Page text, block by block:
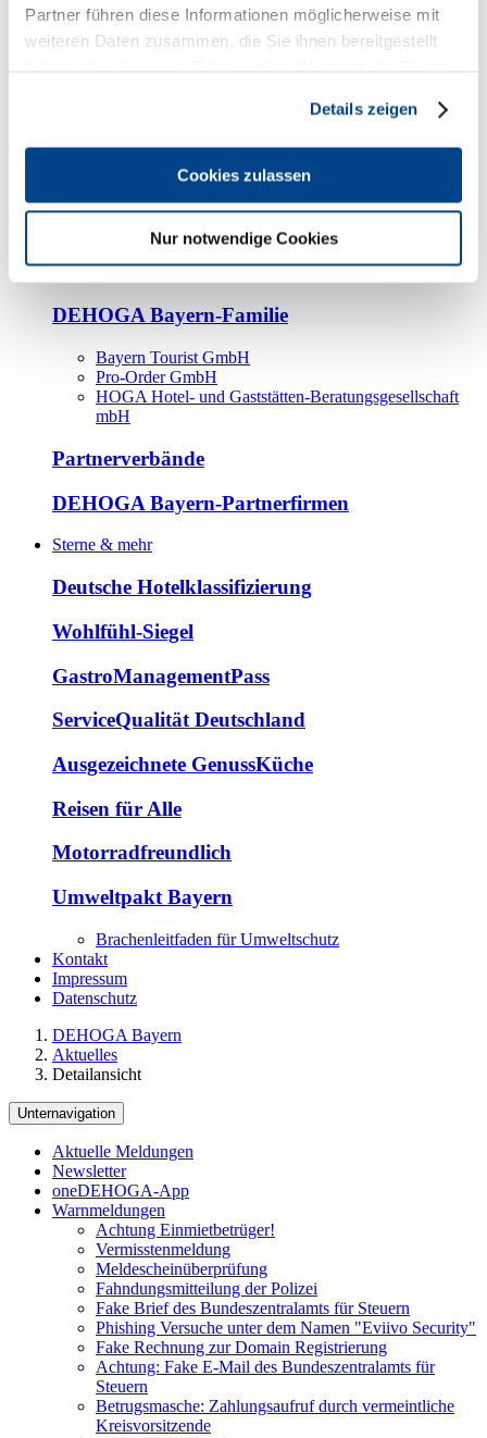
Partner führen diese Informationen möglicherweise mit
weiteren Daten zusammen, die Sie ihnen bereitgestellt
Details zeigen
Cookies zulassen
Nur notwendige Cookies
Kooperationspartner
Tourismusorganisationen
Bayern Tourismus Marketing GmbH
DEHOGA-Familie
Bundesverband
Fachverbände
DEHOGA Bayern-Familie
Bayern Tourist GmbH
Pro-Order GmbH
HOGA Hotel- und Gaststätten-Beratungsgesellschaft
mbH
Partnerverbände
DEHOGA Bayern-Partnerfirmen
Sterne & mehr
Deutsche Hotelklassifizierung
Wohlfühl-Siegel
GastroManagementPass
ServiceQualität Deutschland
Ausgezeichnete GenussKüche
Reisen für Alle
Motorradfreundlich
Umweltpakt Bayern
Brachenleitfaden für Umweltschutz
Kontakt
Impressum
Datenschutz
DEHOGA Bayern
Aktuelles
Detailansicht
Unternavigation
Aktuelle Meldungen
Newsletter
oneDEHOGA-App
Warnmeldungen
Achtung Einmietbetrüger!
Vermisstenmeldung
Meldescheinüberprüfung
Fahndungsmitteilung der Polizei
Fake Brief des Bundeszentralamts für Steuern
Phishing Versuche unter dem Namen "Eviivo Security"
Fake Rechnung zur Domain Registrierung
Achtung: Fake E-Mail des Bundeszentralamts für
Steuern
Betrugsmasche: Zahlungsaufruf durch vermeintliche
Kreisvorsitzende